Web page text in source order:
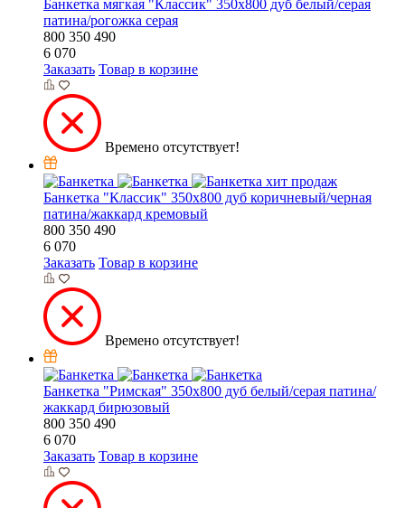
Банкетка мягкая "Классик" 350х800 дуб белый/серая
патина/рогожка серая
800 350 490
6 070
Заказать Товар в корзине
Времено отсутствует!
хит продаж
Банкетка "Классик" 350х800 дуб коричневый/черная
патина/жаккард кремовый
800 350 490
6 070
Заказать Товар в корзине
Времено отсутствует!
Банкетка "Римская" 350х800 дуб белый/серая патина/
жаккард бирюзовый
800 350 490
6 070
Заказать Товар в корзине